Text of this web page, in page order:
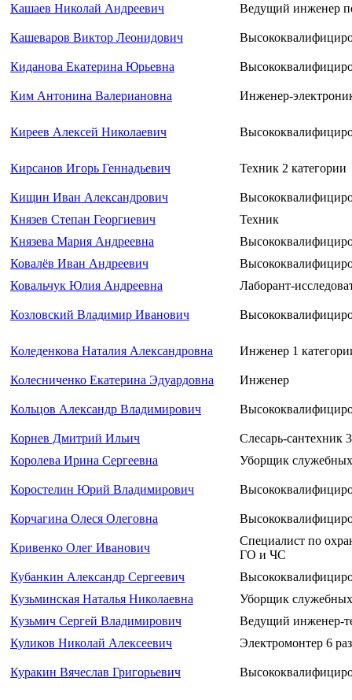
Кашаев Николай Андреевич
Ведущий инженер
Кашеваров Виктор Леонидович
Киданова Екатерина Юрьевна
Ким Антонина Валериановна Инженер-
Киреев Алексей Николаевич
Кирсанов Игорь Геннадьевич Техник 2 категории
Кищин Иван Александрович
Князев Степан Георгиевич
Техник
Князева Мария Андреевна
Ковалёв Иван Андреевич
Ковальчук Юлия Андреевна
Лаборант-
Козловский Владимир Иванович
Коледенкова Наталия Александровна Инженер 1
Колесниченко Екатерина Эдуардовна Инженер
Кольцов Александр Владимирович
Корнев Дмитрий Ильич
Слесарь-сантехник
Королева Ирина Сергеевна
Уборщик
Коростелин Юрий Владимирович
Корчагина Олеся Олеговна
Кривенко Олег Иванович
Специалист по
ГО и ЧС
Кубанкин Александр Сергеевич
Кузьминская Наталья Николаевна
Уборщик
Кузьмич Сергей Владимирович
Ведущий инженер-
Куликов Николай Алексеевич
Электромонтер 6
Куракин Вячеслав Григорьевич